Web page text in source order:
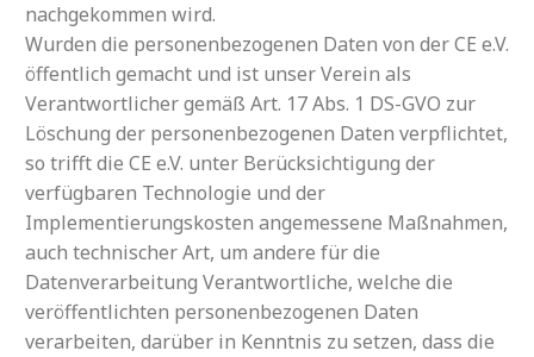
nachgekommen wird.
Wurden die personenbezogenen Daten von der CE e.V.
öffentlich gemacht und ist unser Verein als
Verantwortlicher gemäß Art. 17 Abs. 1 DS-GVO zur
Löschung der personenbezogenen Daten verpflichtet,
so trifft die CE e.V. unter Berücksichtigung der
verfügbaren Technologie und der
Implementierungskosten angemessene Maßnahmen,
auch technischer Art, um andere für die
Datenverarbeitung Verantwortliche, welche die
veröffentlichten personenbezogenen Daten
verarbeiten, darüber in Kenntnis zu setzen, dass die